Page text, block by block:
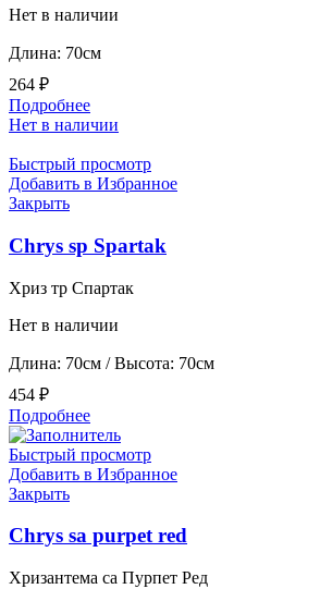
Нет в наличии
Длина: 70см
264 ₽
Подробнее
Нет в наличии
Быстрый просмотр
Добавить в Избранное
Закрыть
Chrys sp Spartak
Хриз тр Спартак
Нет в наличии
Длина: 70см / Высота: 70см
454 ₽
Подробнее
Быстрый просмотр
Добавить в Избранное
Закрыть
Chrys sa purpet red
Хризантема са Пурпет Ред